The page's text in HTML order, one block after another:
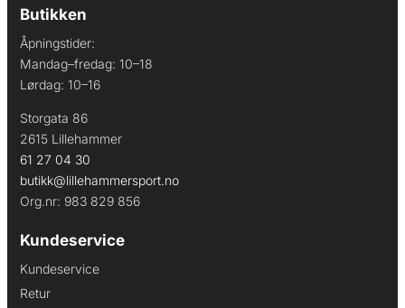
Butikken
Åpningstider:
Mandag–fredag: 10–18
Lørdag: 10–16
Storgata 86
2615 Lillehammer
61 27 04 30
butikk@lillehammersport.no
Org.nr: 983 829 856
Kundeservice
Kundeservice
Retur